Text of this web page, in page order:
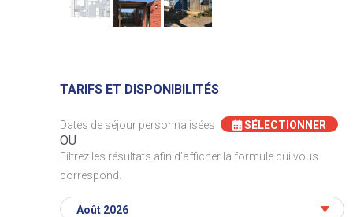
TARIFS ET DISPONIBILITÉS
Dates de séjour personnalisées SÉLECTIONNER
OU
Filtrez les résultats afin d’afficher la formule qui vous
correspond.